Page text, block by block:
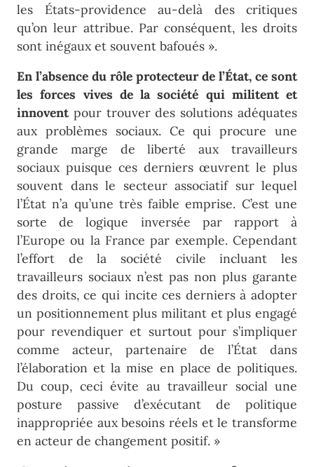
les États-providence au-delà des critiques
qu’on leur attribue. Par conséquent, les droits
sont inégaux et souvent bafoués ».
En l’absence du rôle protecteur de l’État, ce sont
les forces vives de la société qui militent et
innoventpour trouver des solutions adéquates
aux problèmes sociaux. Ce qui procure une
grande marge de liberté aux travailleurs
sociaux puisque ces derniers œuvrent le plus
souvent dans le secteur associatif sur lequel
l’État n’a qu’une très faible emprise. C’est une
sorte de logique inversée par rapport à
l’Europe ou la France par exemple. Cependant
l’effort de la société civile incluant les
travailleurs sociaux n’est pas non plus garante
des droits, ce qui incite ces derniers à adopter
un positionnement plus militant et plus engagé
pour revendiquer et surtout pour s’impliquer
comme acteur, partenaire de l’État dans
l’élaboration et la mise en place de politiques.
Du coup, ceci évite au travailleur social une
posture passive d’exécutant de politique
inappropriée aux besoins réels et le transforme
en acteur de changement positif. »